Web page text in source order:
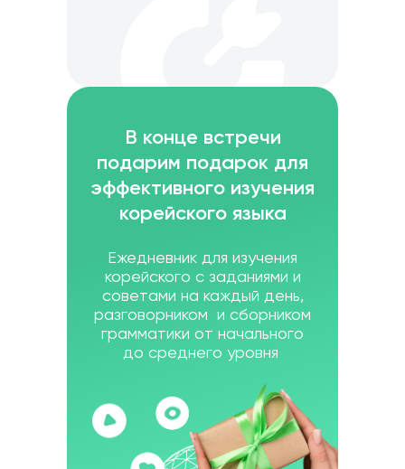
В конце встречи
подарим подарок для
эффективного изучения
корейского языка
Ежедневник для изучения
корейского с заданиями и
советами на каждый день,
разговорником и сборником
грамматики от начального
до среднего уровня